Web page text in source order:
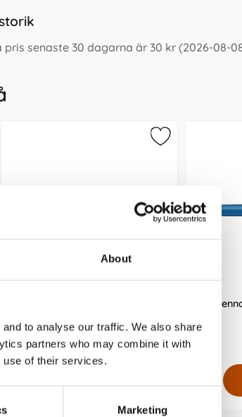
About
to analyse our traffic. We also share
partners who may combine it with
use of their services.
Marketing
pris senaste 30 dagarna är 30 kr (2026-08-
39 kr/st